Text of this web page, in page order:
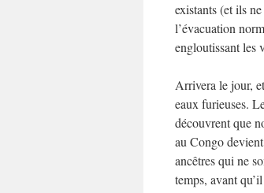
existants (et ils
l’évacuation
engloutissant les
Arrivera le jour,
eaux furieuses.
découvrent que
au Congo
ancêtres qui ne
temps, avant